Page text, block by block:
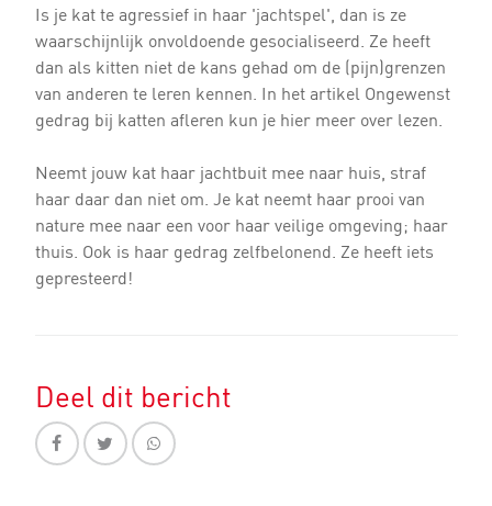
Is je kat te agressief in haar 'jachtspel', dan is ze
waarschijnlijk onvoldoende gesocialiseerd. Ze heeft
dan als kitten niet de kans gehad om de (pijn)grenzen
van anderen te leren kennen. In het artikel Ongewenst
gedrag bij katten afleren kun je hier meer over lezen.
Neemt jouw kat haar jachtbuit mee naar huis, straf
haar daar dan niet om. Je kat neemt haar prooi van
nature mee naar een voor haar veilige omgeving; haar
thuis. Ook is haar gedrag zelfbelonend. Ze heeft iets
gepresteerd!
Deel dit bericht